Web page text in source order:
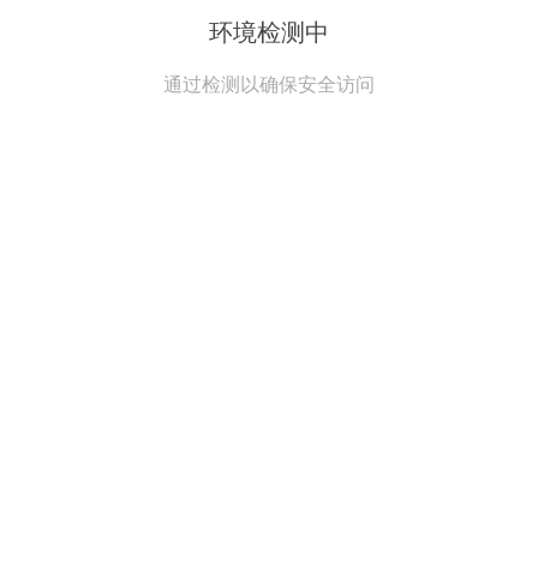
环境检测中
通过检测以确保安全访问